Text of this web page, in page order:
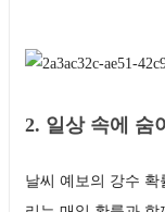
2. 일상 속에 숨
날씨 예보의 강수